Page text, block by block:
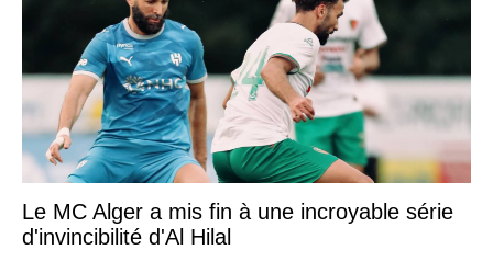
Le MC Alger a mis fin à une incroyable série
d'invincibilité d'Al Hilal